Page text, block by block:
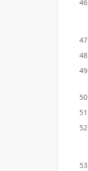
46
47
48
49
50
51
52
53